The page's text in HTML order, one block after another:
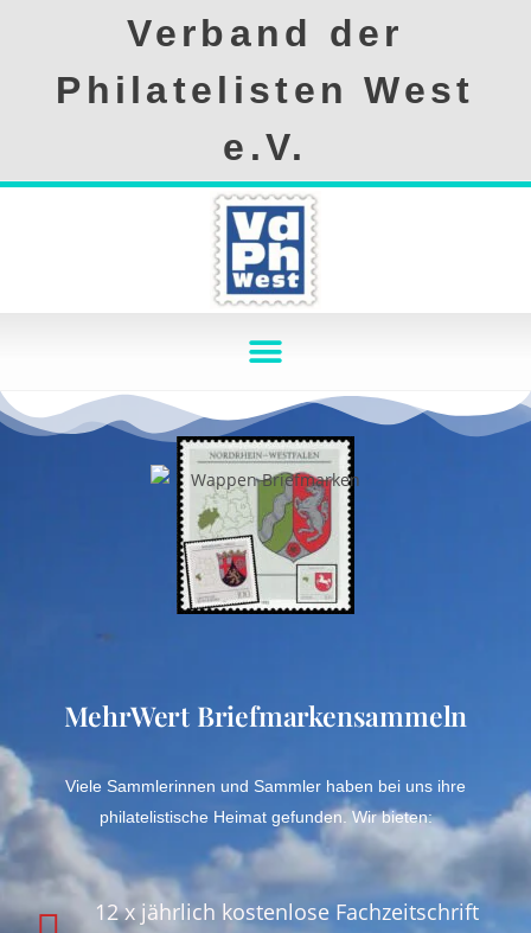
Verband der
Philatelisten West
e.V.
MehrWert Briefmarkensammeln
Viele Sammlerinnen und Sammler haben bei uns ihre
philatelistische Heimat gefunden. Wir bieten:
12 x jährlich kostenlose Fachzeitschrift